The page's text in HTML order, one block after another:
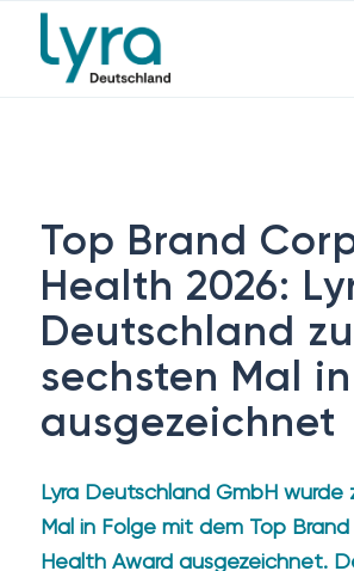
Top Brand
Health 2026:
Deutschland
sechsten Mal
ausgezeichnet
Lyra Deutschland GmbH wurde
Mal in Folge mit dem Top
Health Award ausgezeichnet.